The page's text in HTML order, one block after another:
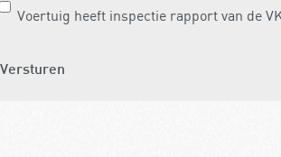
Voertuig heeft inspectie rapport van de
Versturen